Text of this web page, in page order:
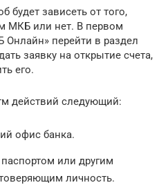
будет зависеть от того,
МКБ или нет. В первом
Онлайн» перейти в раздел
заявку на открытие счета,
его.
действий следующий:
офис банка.
паспортом или другим
личность.